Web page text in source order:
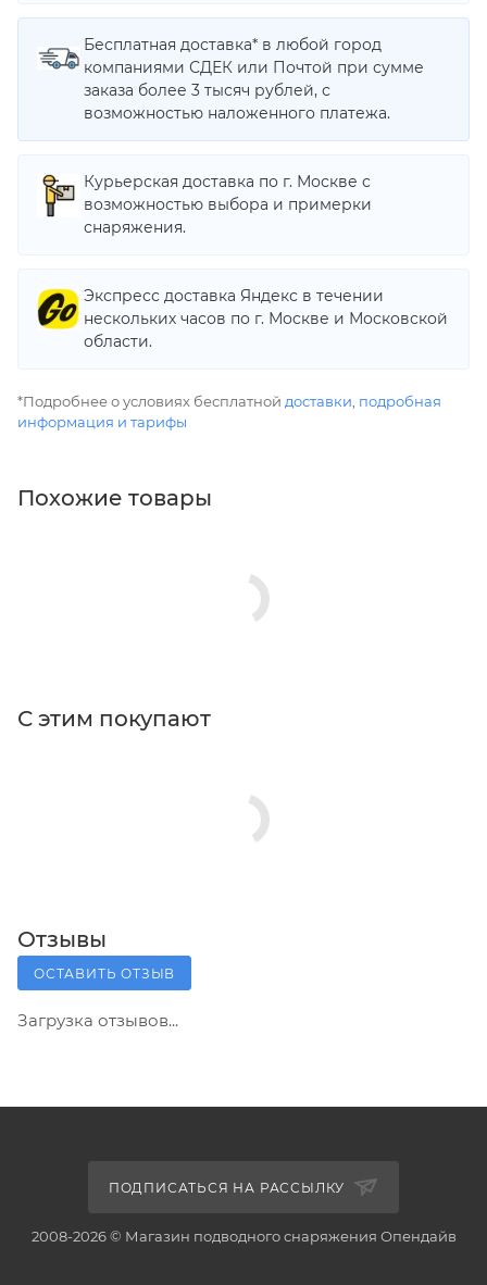
Бесплатная доставка* в любой город
компаниями СДЕК или Почтой при сумме
заказа более 3 тысяч рублей, с
возможностью наложенного платежа.
Курьерская доставка по г. Москве с
возможностью выбора и примерки
снаряжения.
Экспресс доставка Яндекс в течении
нескольких часов по г. Москве и Московской
области.
*Подробнее о условиях бесплатной доставки подробная
информация и тарифы
Похожие товары
С этим покупают
Отзывы
ОСТАВИТЬ ОТЗЫВ
Загрузка отзывов...
ПОДПИСАТЬСЯ НА РАССЫЛКУ
2008-2026 © Магазин подводного снаряжения Опендайв